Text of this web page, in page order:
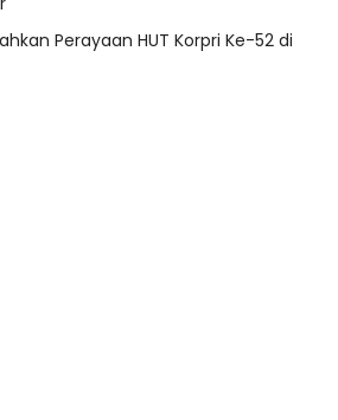
Perayaan HUT Korpri Ke-52 di